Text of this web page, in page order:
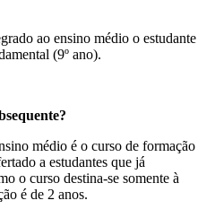
ao ensino médio o estudante
(9º ano).
médio é o curso de formação
a estudantes que já
o curso destina-se somente à
é de 2 anos.